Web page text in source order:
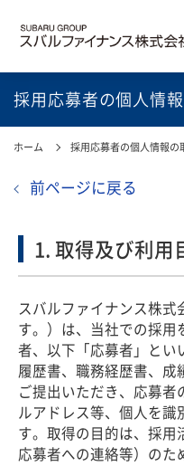
採用応募者の個人情
ホーム 採用応募者の個人情報の
前ページに戻る
1. 取得及び利用
スバルファイナンス株式
す。）は、当社での採用
者、以下「応募者」とい
履歴書、職務経歴書、成
ご提出いただき、応募者
ルアドレス等、個人を識
す。取得の目的は、採用
応募者への連絡等）のた